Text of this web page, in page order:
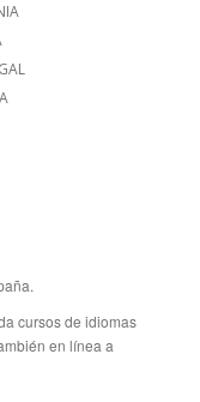
cursos de idiomas
en línea a